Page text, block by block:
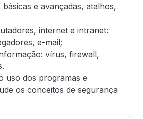
e avançadas, atalhos,
internet e intranet:
e-mail;
vírus, firewall,
uso dos programas e
os conceitos de segurança